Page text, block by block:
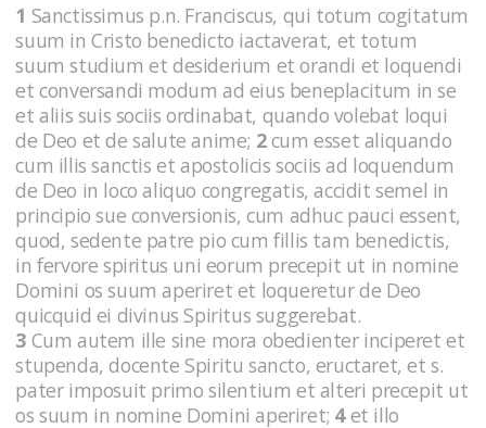
1 Sanctissimus p.n. Franciscus, qui totum cogitatum
suum in Cristo benedicto iactaverat, et totum
suum studium et desiderium et orandi et loquendi
et conversandi modum ad eius beneplacitum in se
et aliis suis sociis ordinabat, quando volebat loqui
de Deo et de salute anime; 2cum esset aliquando
cum illis sanctis et apostolicis sociis ad loquendum
de Deo in loco aliquo congregatis, accidit semel in
principio sue conversionis, cum adhuc pauci essent,
quod, seden­te patre pio cum fillis tam benedictis,
in fervore spiritus uni eorum precepit ut in nomine
Domini os suum aperiret et loqueretur de Deo
quicquid ei divinus Spiritus suggerebat.
3 Cum autem ille sine mora obedienter inciperet et
stupenda, docente Spiritu sancto, eructaret, et s.
pater imposuit primo silentium et alteri precepit ut
os suum in nomine Domini aperiret; 4et illo